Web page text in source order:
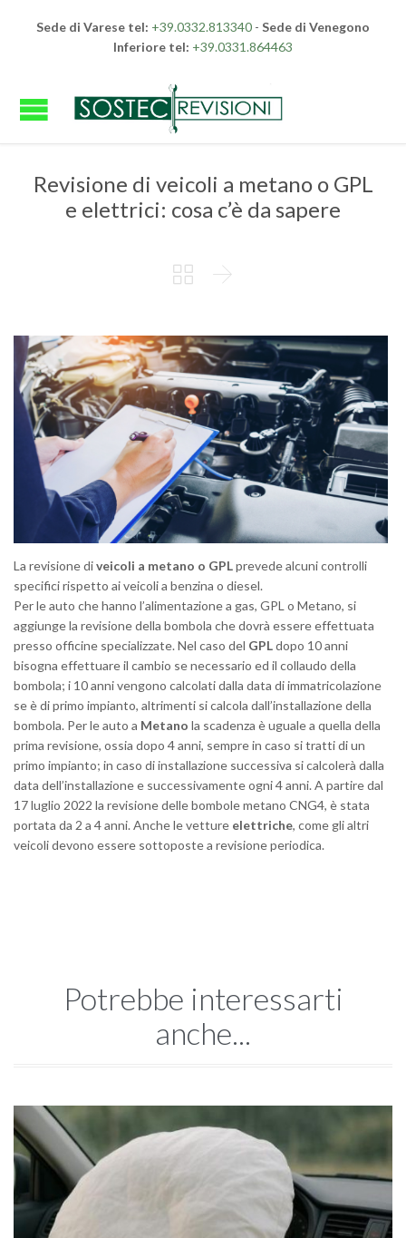
Sede di Varese tel: +39.0332.813340 - Sede di Venegono
Inferiore tel: +39.0331.864463
Revisione di veicoli a metano o GPL
e elettrici: cosa c’è da sapere
 
La revisione diveicoli a metano o GPLprevede alcuni controlli
specifici rispetto ai veicoli a benzina o diesel.
Per le auto che hanno l’alimentazione a gas, GPL o Metano, si
aggiunge la revisione della bombola che dovrà essere effettuata
presso officine specializzate. Nel caso del GPLdopo 10 anni
bisogna effettuare il cambio se necessario ed il collaudo della
bombola; i 10 anni vengono calcolati dalla data di immatricolazione
se è di primo impianto, altrimenti si calcola dall’installazione della
bombola. Per le auto a Metano la scadenza è uguale a quella della
prima revisione, ossia dopo 4 anni, sempre in caso si tratti di un
primo impianto; in caso di installazione successiva si calcolerà dalla
data dell’installazione e successivamente ogni 4 anni. A partire dal
17 luglio 2022 la revisione delle bombole metano CNG4, è stata
portata da 2 a 4 anni. Anche le vetture elettriche, come gli altri
veicolidevono essere sottoposte a revisione periodica.
Potrebbe interessarti
anche...